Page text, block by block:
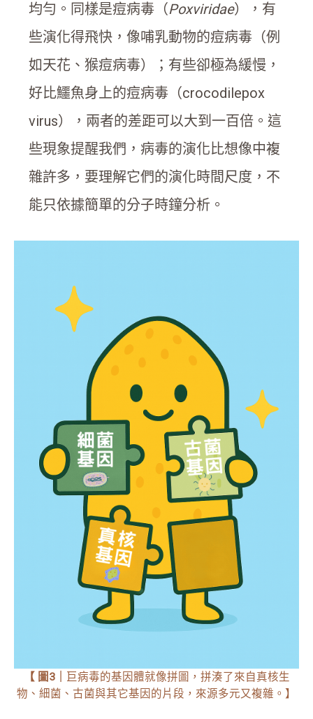
均勻。同樣是痘病毒（Poxviridae），有
些演化得飛快，像哺乳動物的痘病毒（例
如天花、猴痘病毒）；有些卻極為緩慢，
好比鱷魚身上的痘病毒（crocodilepox
virus），兩者的差距可以大到一百倍。這
些現象提醒我們，病毒的演化比想像中複
雜許多，要理解它們的演化時間尺度，不
能只依據簡單的分子時鐘分析。
【 圖3｜ 巨病毒的基因體就像拼圖，拼湊了來自真核生
物、細菌、古菌與其它基因的片段，來源多元又複雜。】